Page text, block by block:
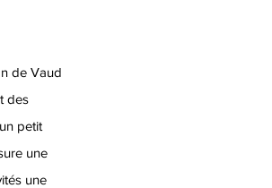
de Vaud
des
petit
une
une